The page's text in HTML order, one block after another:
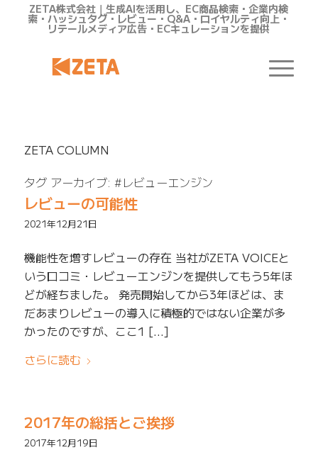
ZETA株式会社｜生成AIを活用し、EC商品検索・企業内検
索・ハッシュタグ・レビュー・Q&A・ロイヤルティ向上・
リテールメディア広告・ECキュレーションを提供
ZETA COLUMN
タグ アーカイブ: #レビューエンジン
レビューの可能性
2021年12月21日
機能性を増すレビューの存在 当社がZETA VOICEと
いう口コミ・レビューエンジンを提供してもう5年ほ
どが経ちました。 発売開始してから3年ほどは、ま
だあまりレビューの導入に積極的ではない企業が多
かったのですが、ここ1 […]
さらに読む
2017年の総括とご挨拶
2017年12月19日